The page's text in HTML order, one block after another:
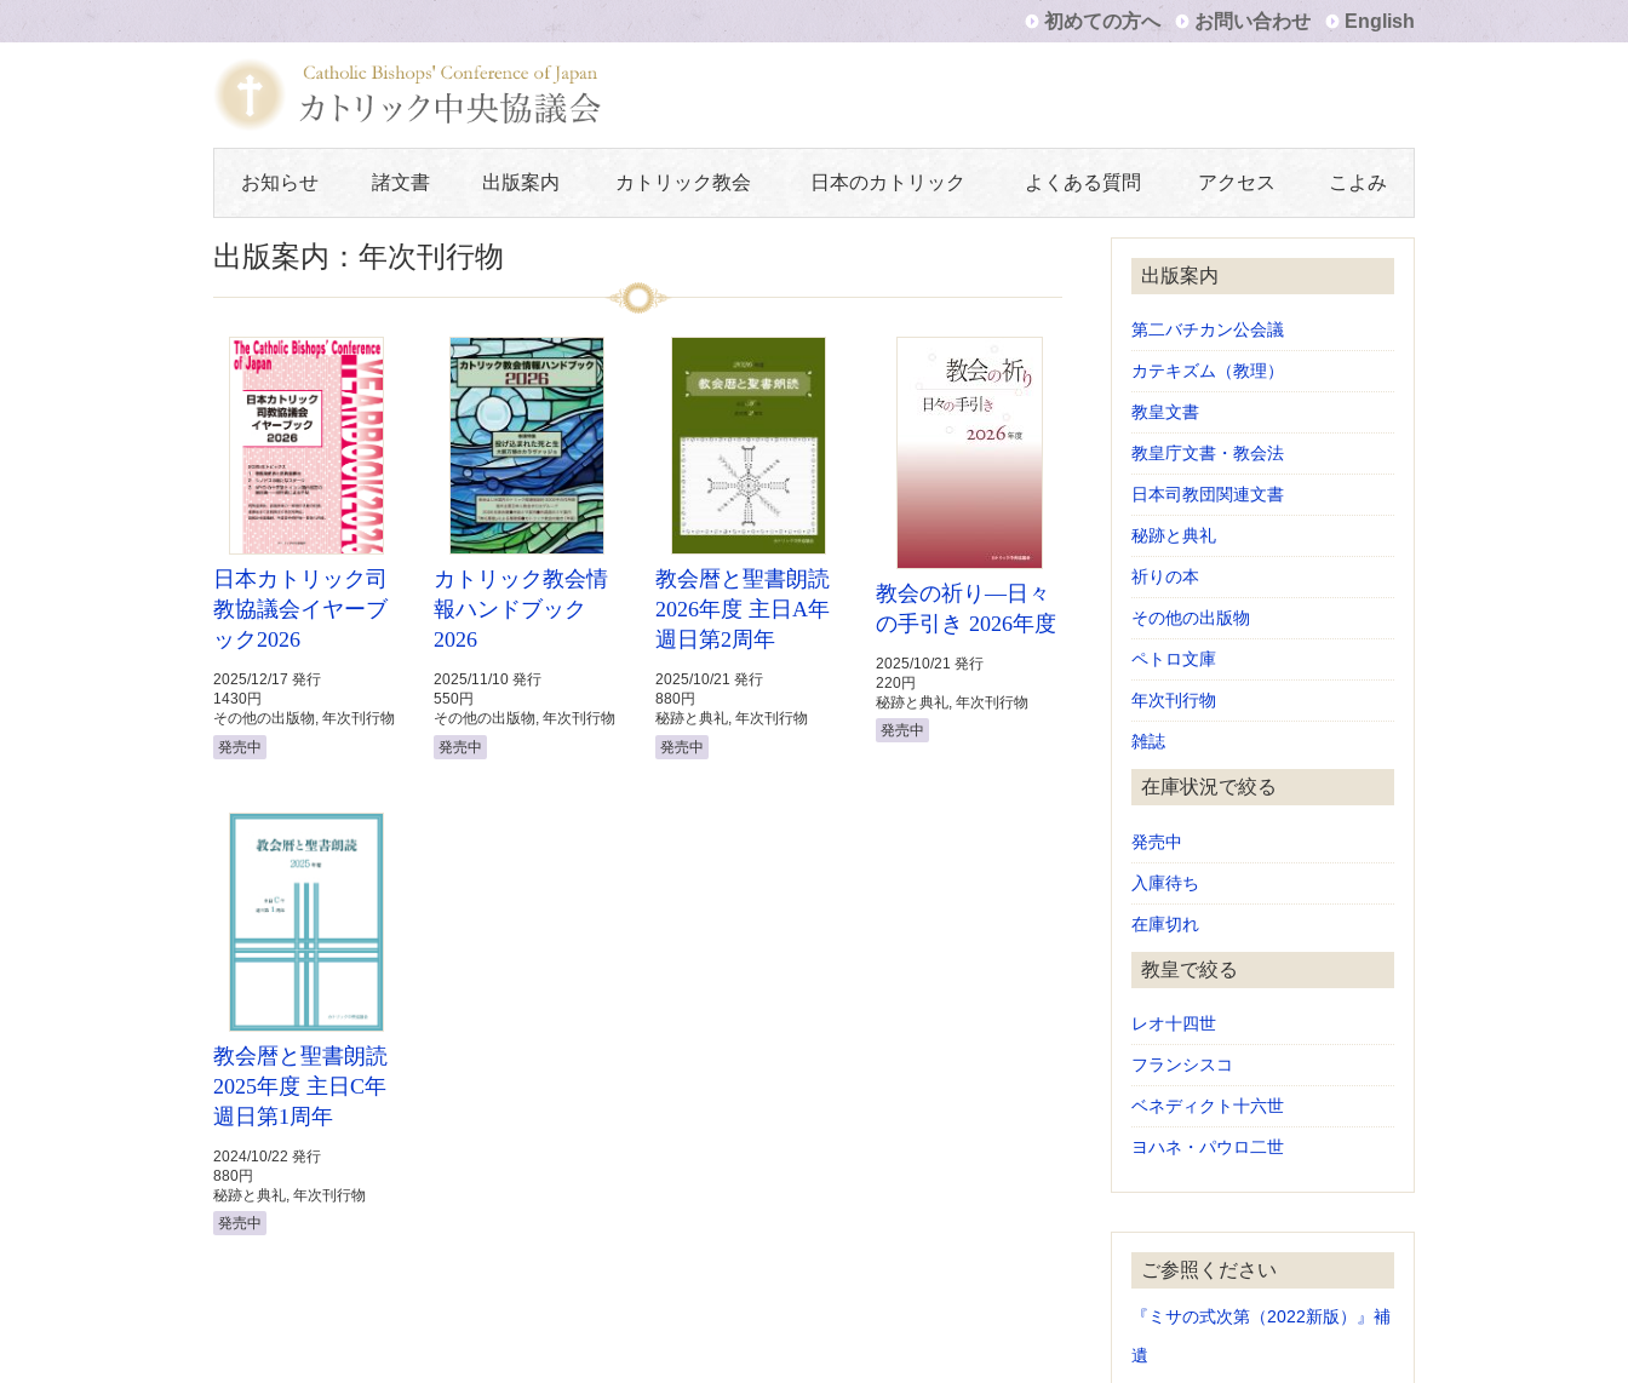
初めての方へ お問い合わせ English
お知らせ 諸文書 出版案内 カトリック教会 日本のカトリック よくある質問 アクセス こよみ
出版案内：年次刊行物
日本カトリック司
教協議会イヤーブ
ック2026
2025/12/17 発行
1430円
その他の出版物, 年次刊行物
発売中
カトリック教会情
報ハンドブック
2026
2025/11/10 発行
550円
その他の出版物, 年次刊行物
発売中
教会暦と聖書朗読
2026年度 主日A年
週日第2周年
2025/10/21 発行
880円
秘跡と典礼, 年次刊行物
発売中
教会の祈り―日々
の手引き 2026年度
2025/10/21 発行
220円
秘跡と典礼, 年次刊行物
発売中
教会暦と聖書朗読
2025年度 主日C年
週日第1周年
2024/10/22 発行
880円
秘跡と典礼, 年次刊行物
発売中
出版案内
第二バチカン公会議
カテキズム（教理）
教皇文書
教皇庁文書・教会法
日本司教団関連文書
秘跡と典礼
祈りの本
その他の出版物
ペトロ文庫
年次刊行物
雑誌
在庫状況で絞る
発売中
入庫待ち
在庫切れ
教皇で絞る
レオ十四世
フランシスコ
ベネディクト十六世
ヨハネ・パウロ二世
ご参照ください
『ミサの式次第（2022新版）』補
遺